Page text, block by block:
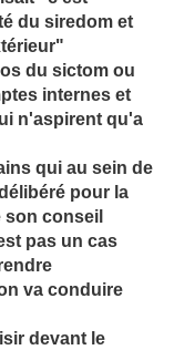
du siredom et
du sictom ou
internes et
n'aspirent qu'a
qui au sein de
pour la
conseil
pas un cas
va conduire
devant le